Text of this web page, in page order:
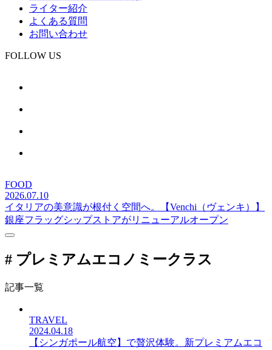
ライター紹介
よくある質問
お問い合わせ
FOLLOW US
FOOD
2026.07.10
イタリアの美意識が根付く空間へ。【Venchi（ヴェンキ）】
銀座フラッグシップストアがリニューアルオープン
# プレミアムエコノミークラス
記事一覧
TRAVEL
2024.04.18
【シンガポール航空】で贅沢体験。新プレミアムエコ